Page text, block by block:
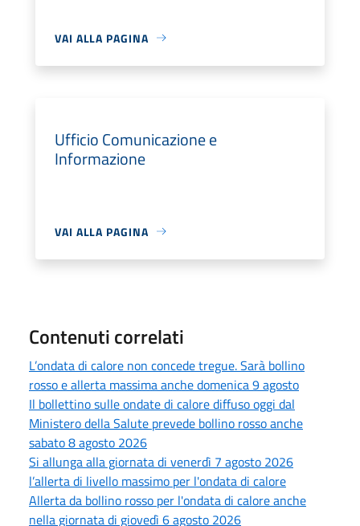
VAI ALLA PAGINA
Ufficio Comunicazione e
Informazione
VAI ALLA PAGINA
Contenuti correlati
L’ondata di calore non concede tregue. Sarà bollino
rosso e allerta massima anche domenica 9 agosto
Il bollettino sulle ondate di calore diffuso oggi dal
Ministero della Salute prevede bollino rosso anche
sabato 8 agosto 2026
Si allunga alla giornata di venerdì 7 agosto 2026
l’allerta di livello massimo per l'ondata di calore
Allerta da bollino rosso per l'ondata di calore anche
nella giornata di giovedì 6 agosto 2026